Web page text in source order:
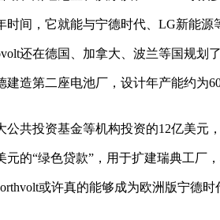
间，它就能与宁德时代、LG新能
还在德国、加拿大、波兰等国规划了
建造第二座电池厂，设计年产能约
公共投资基金等机构投资的12亿美元
元的“绿色贷款”，用于扩建瑞典工厂，
或许真的能够成为欧洲版宁德时